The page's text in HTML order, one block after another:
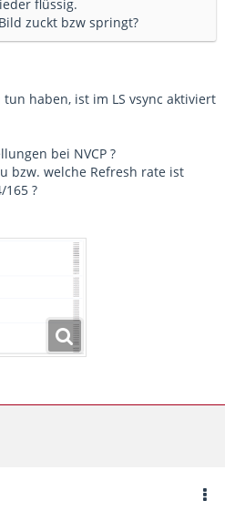
flüssig.
zuckt bzw springt?
haben, ist im LS vsync aktiviert
bei NVCP ?
bzw. welche Refresh rate ist
165 ?